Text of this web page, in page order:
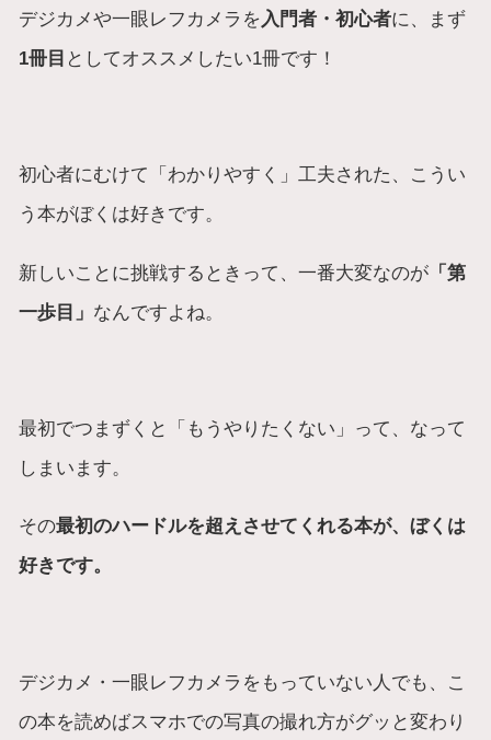
デジカメや一眼レフカメラを 入門者・初心者に、まず
1冊目 としてオススメしたい1冊です！
初心者にむけて「わかりやすく」工夫された、こうい
う本がぼくは好きです。
新しいことに挑戦するときって、一番大変なのが 「第
一歩目」 なんですよね。
最初でつまずくと「もうやりたくない」って、なって
しまいます。
その最初のハードルを超えさせてくれる本が、ぼくは
好きです。
デジカメ・一眼レフカメラをもっていない人でも、こ
の本を読めばスマホでの写真の撮れ方がグッと変わり